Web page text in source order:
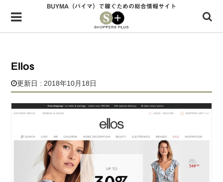
Menu
HOME
ファッショントレンドを発信！SP通信
BUYMAで人気のブランド
BUYMAの売れ筋商品
BUYMA（バイマ）で稼ぐための総合情報サイト
Ellos
更新日 : 2018年10月18日